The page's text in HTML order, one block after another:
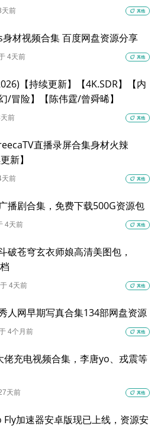
天前 eco 其他
材视频合集 百度网盘资源分享
4天前 eco 其他
【持续更新】【4K.SDR】【内
/冒险】【陈伟霆/曾舜晞】
前 eco 其他
直播录屏合集身材火辣
新】
天前 eco 其他
播剧合集，免费下载500G资源包
4天前 eco 其他
破苍穹玄衣师娘高清美图包，
4天前 eco 其他
人网早期写真合集134部网盘资源
4个月前 eco 其他
佬充电视频合集，李唐yo、戎震等
天前 eco 其他
Fly加速器安卓版现已上线，资源安